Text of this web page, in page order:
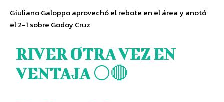
Giuliano Galoppo aprovechó el rebote en el área y anotó
el 2-1 sobre Godoy Cruz
RIVER OTRA VEZ EN
VENTAJA ⚪🔴